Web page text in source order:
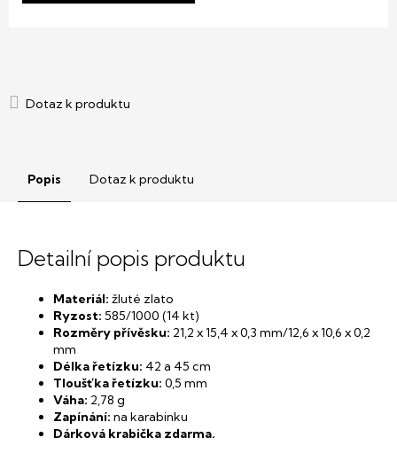
Popis Dotaz k produktu
Detailní popis produktu
Materiál: žluté zlato
Ryzost: 585/1000 (14 kt)
Rozměry přívěsku: 21,2 x 15,4 x 0,3 mm/12,6 x 10,6 x 0,2
mm
Délka řetízku: 42 a 45 cm
Tloušťka řetízku: 0,5 mm
Váha: 2,78 g
Zapínání: na karabinku
Dárková krabička zdarma.